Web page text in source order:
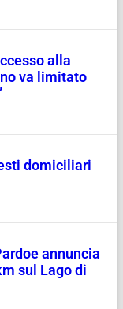
alla
va limitato
domiciliari
annuncia
sul Lago di